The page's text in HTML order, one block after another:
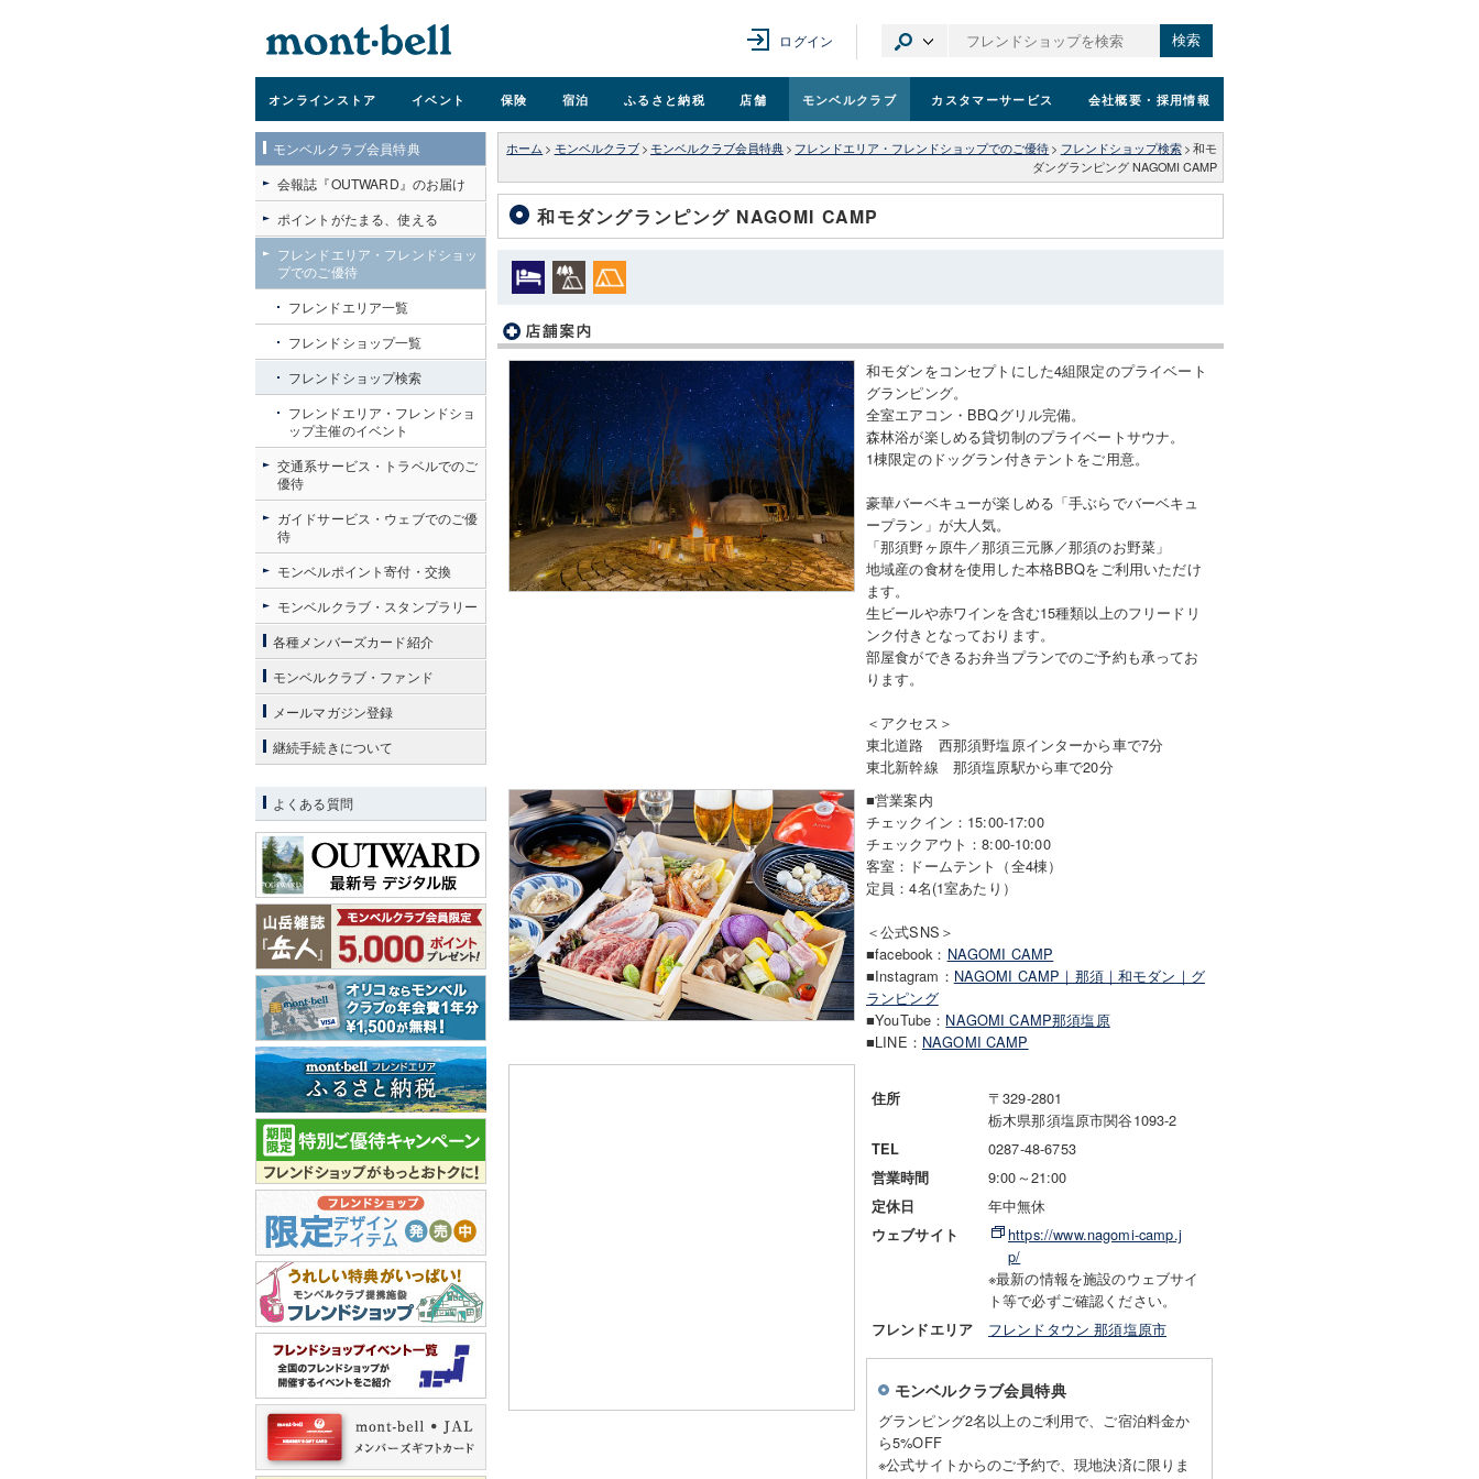
ログイン 検索
オンラインストア イベント 保険 宿泊 ふるさと納税 店舗 モンベルクラブ カスタマーサービス 会社概要 ・採用情報
ホーム > モンベルクラブ > モンベルクラブ会員特典 > フレンドエリア・フレンドショップでのご優待 > フレンドショップ検索 > 和モ
ダングランピング NAGOMI CAMP
和モダングランピング NAGOMI CAMP
和モダンをコンセプトにした4組限定のプライベート
グランピング。
全室エアコン・BBQグリル完備。
森林浴が楽しめる貸切制のプライベートサウナ。
1棟限定のドッグラン付きテントをご用意。
豪華バーベキューが楽しめる「手ぶらでバーベキュ
ープラン」が大人気。
「那須野ヶ原牛／那須三元豚／那須のお野菜」
地域産の食材を使用した本格BBQをご利用いただけ
ます。
生ビールや赤ワインを含む15種類以上のフリードリ
ンク付きとなっております。
部屋食ができるお弁当プランでのご予約も承ってお
ります。
＜アクセス＞
東北道路 西那須野塩原インターから車で7分
東北新幹線 那須塩原駅から車で20分
■営業案内
チェックイン：15:00-17:00
チェックアウト：8:00-10:00
客室：ドームテント（全4棟）
定員：4名(1室あたり）
＜公式SNS＞
■facebook： NAGOMI CAMP
■Instagram： NAGOMI CAMP｜那須｜和モダン｜グ
ランピング
■YouTube： NAGOMI CAMP那須塩原
■LINE： NAGOMI CAMP
住所
〒329-2801
栃木県那須塩原市関谷1093-2
TEL 0287-48-6753
営業時間 9:00～21:00
定休日 年中無休
ウェブサイト
https://www.nagomi-camp.j
p/
※最新の情報を施設のウェブサイ
ト等で必ずご確認ください。
フレンドエリア フレンドタウン 那須塩原市
モンベルクラブ会員特典
グランピング2名以上のご利用で、ご宿泊料金か
ら5%OFF
※公式サイトからのご予約で、現地決済に限りま
モンベルクラブ会員特典
会報誌『OUTWARD』のお届け
ポイントがたまる、使える
フレンドエリア・フレンドショッ
プでのご優待
フレンドエリア一覧
フレンドショップ一覧
フレンドショップ検索
フレンドエリア・フレンドショ
ップ主催のイベント
交通系サービス・トラベルでのご
優待
ガイドサービス・ウェブでのご優
待
モンベルポイント寄付・交換
モンベルクラブ・スタンプラリー
各種メンバーズカード紹介
モンベルクラブ・ファンド
メールマガジン登録
継続手続きについて
よくある質問